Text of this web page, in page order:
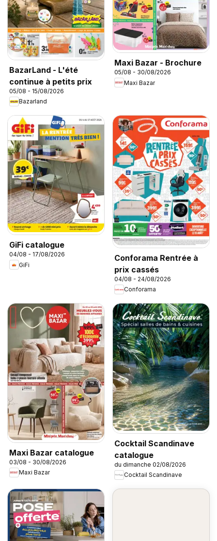
BazarLand - L'été
continue à petits prix
05/08 - 15/08/2026
Bazarland
Maxi Bazar - Brochure
05/08 - 30/08/2026
Maxi Bazar
GiFi catalogue
04/08 - 17/08/2026
GiFi
Conforama Rentrée à
prix cassés
04/08 - 24/08/2026
Conforama
Maxi Bazar catalogue
03/08 - 30/08/2026
Maxi Bazar
Cocktail Scandinave
catalogue
du dimanche 02/08/2026
Cocktail Scandinave